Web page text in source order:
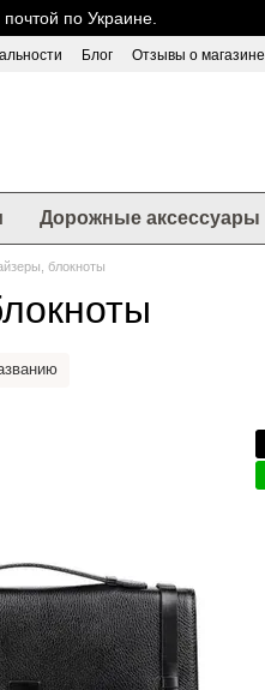
по Украине.
Блог Отзывы о магазине
Дорожные аксессуары
блокноты